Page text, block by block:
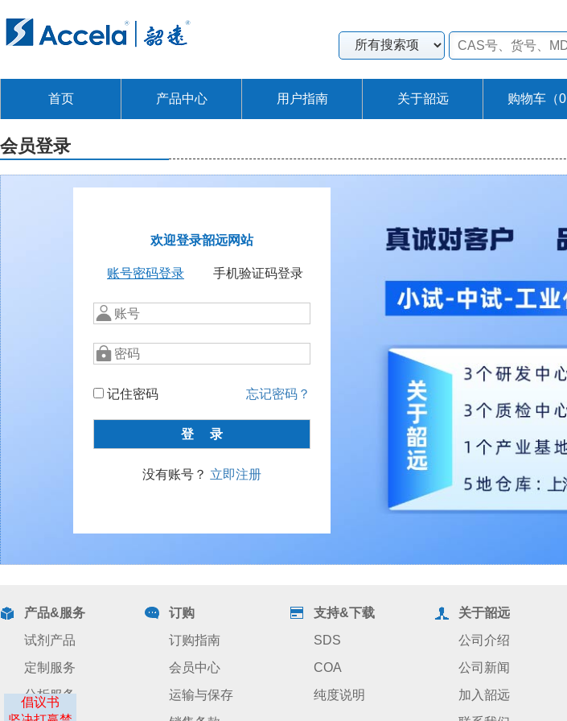
首页 产品中心 用户指南 关于韶远 购物车（0
倡议书
会员登录
欢迎登录韶远网站
账号密码登录 手机验证码登录
记住密码 忘记密码？
没有账号？ 立即注册
产品&服务
试剂产品
定制服务
分析服务
订购
订购指南
会员中心
运输与保存
支持&下载
SDS
COA
纯度说明
关于韶远
公司介绍
公司新闻
加入韶远